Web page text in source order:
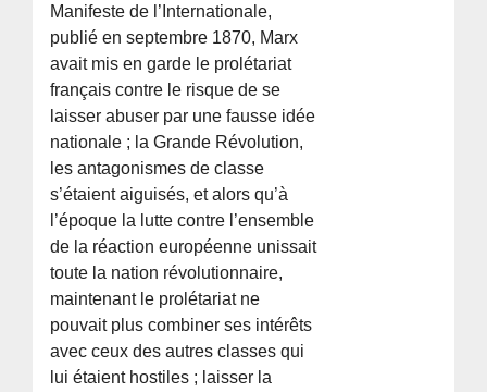
Manifeste de l’Internationale,
publié en septembre 1870, Marx
avait mis en garde le prolétariat
français contre le risque de se
laisser abuser par une fausse idée
nationale ; la Grande Révolution,
les antagonismes de classe
s’étaient aiguisés, et alors qu’à
l’époque la lutte contre l’ensemble
de la réaction européenne unissait
toute la nation révolutionnaire,
maintenant le prolétariat ne
pouvait plus combiner ses intérêts
avec ceux des autres classes qui
lui étaient hostiles ; laisser la